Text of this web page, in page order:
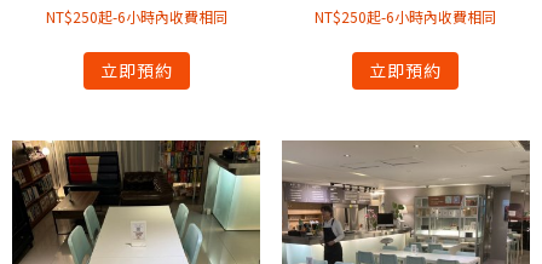
NT$250起-6小時內收費相同
立即預約
NT$250起-6小時內收費相同
立即預約